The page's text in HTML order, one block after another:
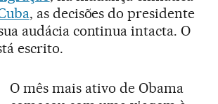
, as decisões do presidente
audácia continua intacta. O
escrito.
O mês mais ativo de Obama